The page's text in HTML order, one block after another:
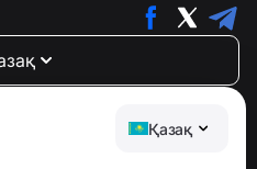
Қазақ
және қажетсіз
ыңғайлы қолданба